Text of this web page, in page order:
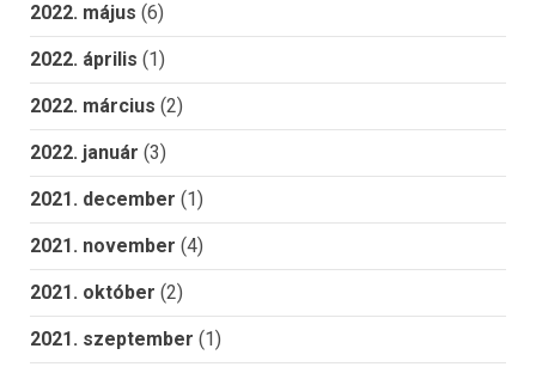
2022. május (6)
2022. április (1)
2022. március (2)
2022. január (3)
2021. december (1)
2021. november (4)
2021. október (2)
2021. szeptember (1)